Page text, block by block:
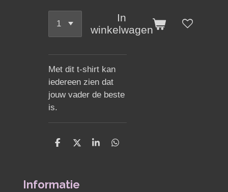
In
winkelwagen
Met dit t-shirt kan
iedereen zien dat
jouw vader de beste
is.
D
n
D
S
D
Informatie